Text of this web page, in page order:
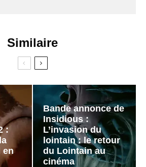
Similaire
:
en
Bande annonce de
Insidious :
L’invasion du
lointain : le retour
du Lointain au
cinéma